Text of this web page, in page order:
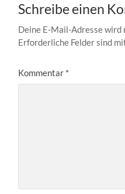
Schreibe einen
Deine E-Mail-Adresse
Erforderliche Felder sind
Kommentar *